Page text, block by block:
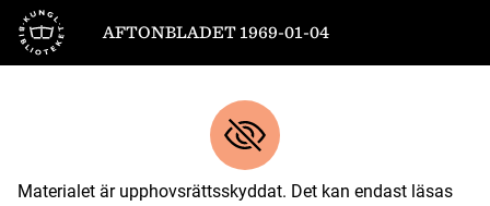
Till startsidan
AFTONBLADET 1969-01-04
Materialet är upphovsrättsskyddat. Det kan endast läsas